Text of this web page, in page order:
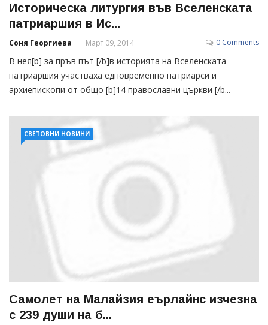
Историческа литургия във Вселенската
патриаршия в Ис...
Соня Георгиева Март 09, 2014 0 Comments
В нея[b] за пръв път [/b]в историята на Вселенската
патриаршия участваха едновременно патриарси и
архиепископи от общо [b]14 православни църкви [/b...
СВЕТОВНИ НОВИНИ
Самолет на Малайзия еърлайнс изчезна
с 239 души на б...